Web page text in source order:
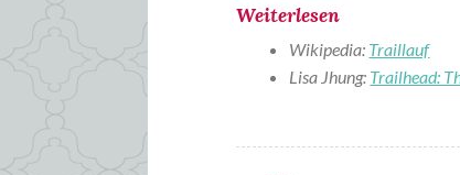
Weiterlesen
Wikipedia: Traillauf
Lisa Jhung: Trailhead: